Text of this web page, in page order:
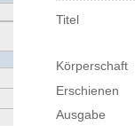
Titel
Körperschaft
Erschienen
Ausgabe